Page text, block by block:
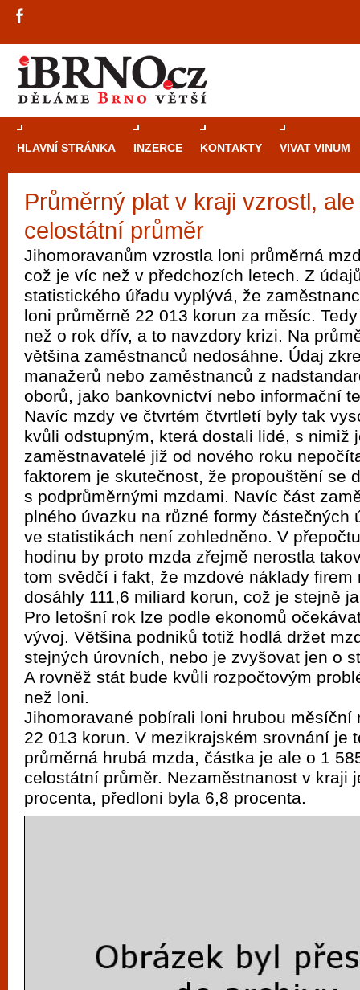
HLAVNÍ STRÁNKA INZERCE KONTAKTY VIVAT VINUM
Průměrný plat v kraji vzrostl,
celostátní průměr
Jihomoravanům vzrostla loni průměrná
což je víc než v předchozích letech. Z
statistického úřadu vyplývá, že
loni průměrně 22 013 korun za měsíc.
než o rok dřív, a to navzdory krizi. Na
většina zaměstnanců nedosáhne. Údaj
manažerů nebo zaměstnanců z
oborů, jako bankovnictví nebo informační
Navíc mzdy ve čtvrtém čtvrtletí byly tak
kvůli odstupným, která dostali lidé, s nimiž
zaměstnavatelé již od nového roku
faktorem je skutečnost, že propouštění se
s podprůměrnými mzdami. Navíc část
plného úvazku na různé formy částečných
ve statistikách není zohledněno. V
hodinu by proto mzda zřejmě nerostla
tom svědčí i fakt, že mzdové náklady firem
dosáhly 111,6 miliard korun, což je stejně
Pro letošní rok lze podle ekonomů
vývoj. Většina podniků totiž hodlá držet
stejných úrovních, nebo je zvyšovat jen o
A rovněž stát bude kvůli rozpočtovým
než loni.
Jihomoravané pobírali loni hrubou měsíční
22 013 korun. V mezikrajském srovnání je
průměrná hrubá mzda, částka je ale o 1
celostátní průměr. Nezaměstnanost v kraji
procenta, předloni byla 6,8 procenta.
Průvodce
automaty
Brno je
zajímavé
restaurace,
Mimo jiné je ale také místem, kde si
vyzkoušet různé kasinové hry. V
metropoli naleznete širokou nabídku her
po moderní automaty jak pro pravidelné
příležitostné hráče. V...